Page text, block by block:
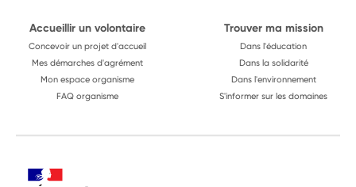
Accueillir un volontaire
Concevoir un projet d'accueil
Mes démarches d'agrément
Mon espace organisme
FAQ organisme
Trouver ma mission
Dans l'éducation
Dans la solidarité
Dans l'environnement
S'informer sur les domaines